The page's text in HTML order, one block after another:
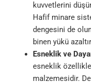
kuvvetlerini
Hafif minare
dengesini de
binen yükü
Esneklik ve
esneklik
malzemesidir.